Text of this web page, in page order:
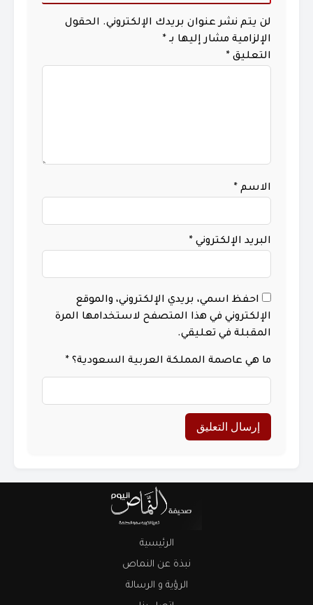
لن يتم نشر عنوان بريدك الإلكتروني. الحقول
الإلزامية مشار إليها بـ *
التعليق *
الاسم *
البريد الإلكتروني *
احفظ اسمي، بريدي الإلكتروني، والموقع
الإلكتروني في هذا المتصفح لاستخدامها المرة
المقبلة في تعليقي.
ما هي عاصمة المملكة العربية السعودية؟ *
الرئيسية
نبذة عن النماص
الرؤية و الرسالة